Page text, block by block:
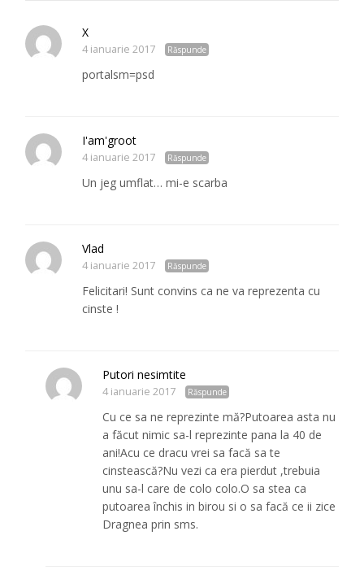
X
4 ianuarie 2017 Răspunde
portalsm=psd
I'am'groot
4 ianuarie 2017 Răspunde
Un jeg umflat… mi-e scarba
Vlad
4 ianuarie 2017 Răspunde
Felicitari! Sunt convins ca ne va reprezenta cu
cinste !
Putori nesimtite
4 ianuarie 2017 Răspunde
Cu ce sa ne reprezinte mă?Putoarea asta nu
a făcut nimic sa-l reprezinte pana la 40 de
ani!Acu ce dracu vrei sa facă sa te
cinstească?Nu vezi ca era pierdut ,trebuia
unu sa-l care de colo colo.O sa stea ca
putoarea închis in birou si o sa facă ce ii zice
Dragnea prin sms.